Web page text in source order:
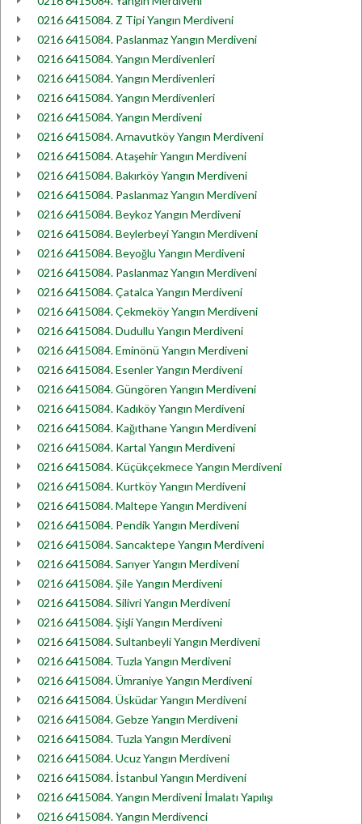
0216 6415084. Z Tipi Yangın Merdiveni
0216 6415084. Paslanmaz Yangın Merdiveni
0216 6415084. Yangın Merdivenleri
0216 6415084. Yangın Merdivenleri
0216 6415084. Yangın Merdivenleri
0216 6415084. Yangın Merdiveni
0216 6415084. Arnavutköy Yangın Merdiveni
0216 6415084. Ataşehir Yangın Merdiveni
0216 6415084. Bakırköy Yangın Merdiveni
0216 6415084. Paslanmaz Yangın Merdiveni
0216 6415084. Beykoz Yangın Merdiveni
0216 6415084. Beylerbeyi Yangın Merdiveni
0216 6415084. Beyoğlu Yangın Merdiveni
0216 6415084. Paslanmaz Yangın Merdiveni
0216 6415084. Çatalca Yangın Merdiveni
0216 6415084. Çekmeköy Yangın Merdiveni
0216 6415084. Dudullu Yangın Merdiveni
0216 6415084. Eminönü Yangın Merdiveni
0216 6415084. Esenler Yangın Merdiveni
0216 6415084. Güngören Yangın Merdiveni
0216 6415084. Kadıköy Yangın Merdiveni
0216 6415084. Kağıthane Yangın Merdiveni
0216 6415084. Kartal Yangın Merdiveni
0216 6415084. Küçükçekmece Yangın Merdiveni
0216 6415084. Kurtköy Yangın Merdiveni
0216 6415084. Maltepe Yangın Merdiveni
0216 6415084. Pendik Yangın Merdiveni
0216 6415084. Sancaktepe Yangın Merdiveni
0216 6415084. Sarıyer Yangın Merdiveni
0216 6415084. Şile Yangın Merdiveni
0216 6415084. Silivri Yangın Merdiveni
0216 6415084. Şişli Yangın Merdiveni
0216 6415084. Sultanbeyli Yangın Merdiveni
0216 6415084. Tuzla Yangın Merdiveni
0216 6415084. Ümraniye Yangın Merdiveni
0216 6415084. Üsküdar Yangın Merdiveni
0216 6415084. Gebze Yangın Merdiveni
0216 6415084. Tuzla Yangın Merdiveni
0216 6415084. Ucuz Yangın Merdiveni
0216 6415084. İstanbul Yangın Merdiveni
0216 6415084. Yangın Merdiveni İmalatı Yapılışı
0216 6415084. Yangın Merdivenci